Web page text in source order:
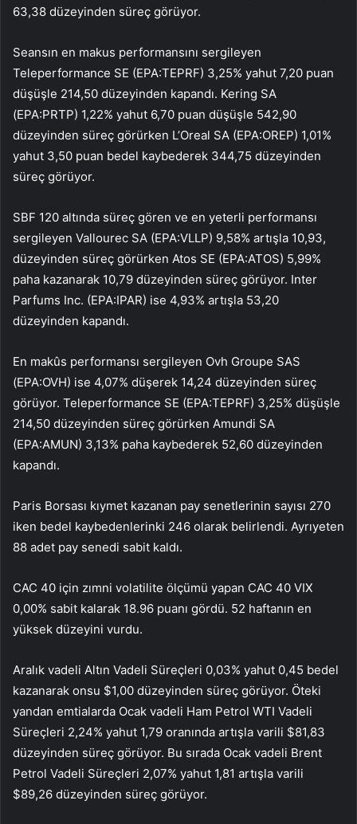
63,38 düzeyinden süreç görüyor.
Seansın en makus performansını sergileyen
Teleperformance SE (EPA:TEPRF) 3,25% yahut 7,20 puan
düşüşle 214,50 düzeyinden kapandı. Kering SA
(EPA:PRTP) 1,22% yahut 6,70 puan düşüşle 542,90
düzeyinden süreç görürken L’Oreal SA (EPA:OREP) 1,01%
yahut 3,50 puan bedel kaybederek 344,75 düzeyinden
süreç görüyor.
SBF 120 altında süreç gören ve en yeterli performansı
sergileyen Vallourec SA (EPA:VLLP) 9,58% artışla 10,93,
düzeyinden süreç görürken Atos SE (EPA:ATOS) 5,99%
paha kazanarak 10,79 düzeyinden süreç görüyor. Inter
Parfums Inc. (EPA:IPAR) ise 4,93% artışla 53,20
düzeyinden kapandı.
En makûs performansı sergileyen Ovh Groupe SAS
(EPA:OVH) ise 4,07% düşerek 14,24 düzeyinden süreç
görüyor. Teleperformance SE (EPA:TEPRF) 3,25% düşüşle
214,50 düzeyinden süreç görürken Amundi SA
(EPA:AMUN) 3,13% paha kaybederek 52,60 düzeyinden
kapandı.
Paris Borsası kıymet kazanan pay senetlerinin sayısı 270
iken bedel kaybedenlerinki 246 olarak belirlendi. Ayrıyeten
88 adet pay senedi sabit kaldı.
CAC 40 için zımni volatilite ölçümü yapan CAC 40 VIX
0,00% sabit kalarak 18.96 puanı gördü. 52 haftanın en
yüksek düzeyini vurdu.
Aralık vadeli Altın Vadeli Süreçleri 0,03% yahut 0,45 bedel
kazanarak onsu $1,00 düzeyinden süreç görüyor. Öteki
yandan emtialarda Ocak vadeli Ham Petrol WTI Vadeli
Süreçleri 2,24% yahut 1,79 oranında artışla varili $81,83
düzeyinden süreç görüyor. Bu sırada Ocak vadeli Brent
Petrol Vadeli Süreçleri 2,07% yahut 1,81 artışla varili
$89,26 düzeyinden süreç görüyor.